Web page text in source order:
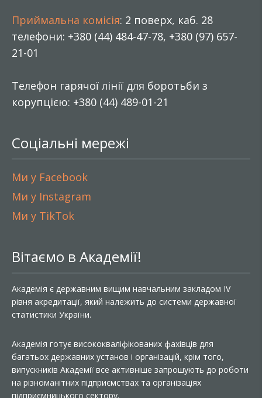
Приймальна комісія: 2 поверх, каб. 28
телефони: +380 (44) 484-47-78, +380 (97) 657-
21-01
Телефон гарячої лінії для боротьби з
корупцією: +380 (44) 489-01-21
Соціальні мережі
Ми у Facebook
Ми у Instagram
Ми у TikTok
Вітаємо в Академії!
Академія є державним вищим навчальним закладом IV
рівня акредитації, який належить до системи державної
статистики України.
Академія готує висококваліфікованих фахівців для
багатьох державних установ і організацій, крім того,
випускників Академії все активніше запрошують до роботи
на різноманітних підприємствах та організаціях
підприємницького сектору.